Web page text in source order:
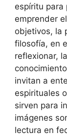
espíritu para
emprender
objetivos, la
filosofía, en
reflexionar,
invitan a
espirituales
sirven para
imágenes
lectura en